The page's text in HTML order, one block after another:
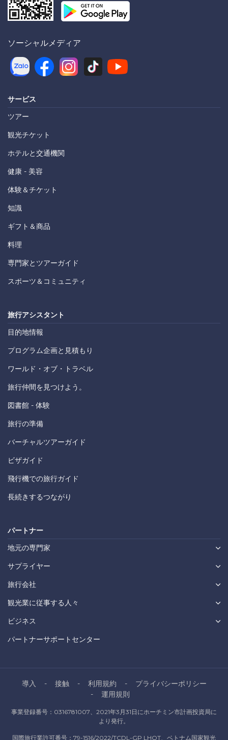
ソーシャルメディア
サービス
ツアー
観光チケット
ホテルと交通機関
健康 - 美容
体験＆チケット
知識
ギフト＆商品
料理
専門家とツアーガイド
スポーツ＆コミュニティ
旅行アシスタント
目的地情報
プログラム企画と見積もり
ワールド・オブ・トラベル
旅行仲間を見つけよう。
図書館 - 体験
旅行の準備
バーチャルツアーガイド
ビザガイド
飛行機での旅行ガイド
長続きするつながり
パートナー
地元の専門家
サプライヤー
旅行会社
観光業に従事する人々
ビジネス
パートナーサポートセンター
導入 接触 利用規約
プライバシーポリシー
運用規則
事業登録番号：0316781007、2021年3月31日にホーチミン市計画投資局に
より発行。
国際旅行業許可番号：79-1516/2022/TCDL-GP LHQT、ベトナム国家観光